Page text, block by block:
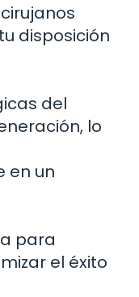
disposición
del
lo
en un
para
el éxito